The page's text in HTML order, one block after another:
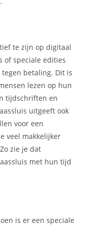
te zijn op digitaal
of speciale edities
betaling. Dit is
lezen op hun
tijdschriften en
uitgeeft ook
voor een
veel makkelijker
zie je dat
met hun tijd
is er een speciale